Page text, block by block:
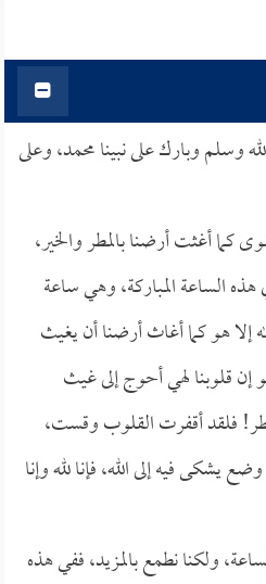
وسلم وبارك على نبينا محمد، وعلى
كما أغثت أرضنا بالمطر والخير،
الساعة المباركة، وهي ساعة
إلا هو كما أغاث أرضنا أن يغيث
إن قلوبنا لهي أحوج إلى غيث
فلقد أقفرت القلوب وقست،
يشكى فيه إلى الله، فإنا لله وإنا
ولكنا نطمع بالمزيد، ففي هذه